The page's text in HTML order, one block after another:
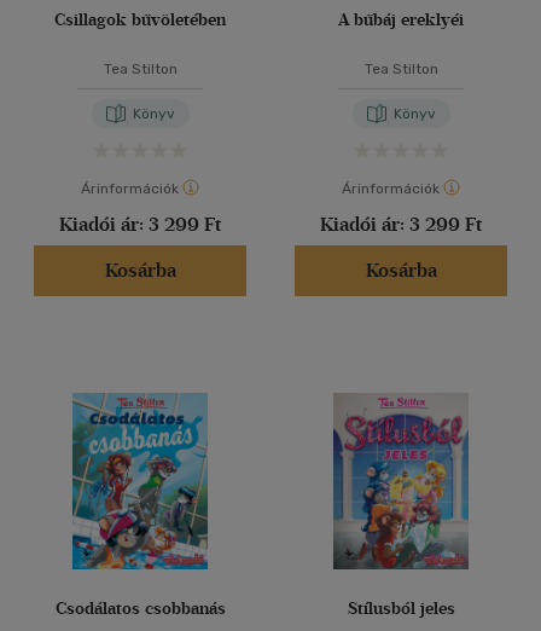
Csillagok bűvöletében
Tea Stilton
Könyv
Árinformációk
Kiadói ár: 3 299 Ft
Kosárba
A bűbáj ereklyéi
Tea Stilton
Könyv
Árinformációk
Kiadói ár: 3 299 Ft
Kosárba
Csodálatos csobbanás Stílusból jeles